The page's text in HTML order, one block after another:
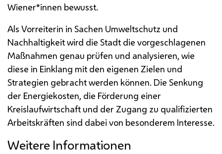
Wiener*innen bewusst.
Als Vorreiterin in Sachen Umweltschutz und
Nachhaltigkeit wird die Stadt die vorgeschlagenen
Maßnahmen genau prüfen und analysieren, wie
diese in Einklang mit den eigenen Zielen und
Strategien gebracht werden können. Die Senkung
der Energiekosten, die Förderung einer
Kreislaufwirtschaft und der Zugang zu qualifizierten
Arbeitskräften sind dabei von besonderem Interesse.
Weitere Informationen